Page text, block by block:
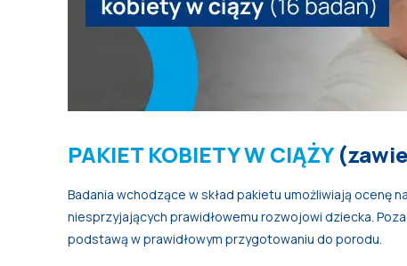
PAKIET KOBIETY W CIĄŻY
Badania wchodzące w skład pakietu umożliwiają ocenę
niesprzyjających prawidłowemu rozwojowi dziecka.
podstawą w prawidłowym przygotowaniu do porodu.